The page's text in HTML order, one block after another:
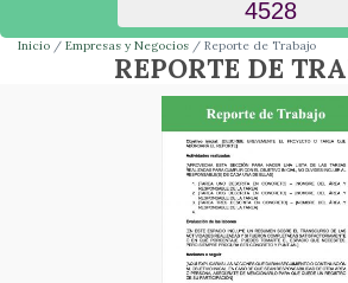
Inicio Empresas y Negocios Reporte de Trabajo
REPORTE DE